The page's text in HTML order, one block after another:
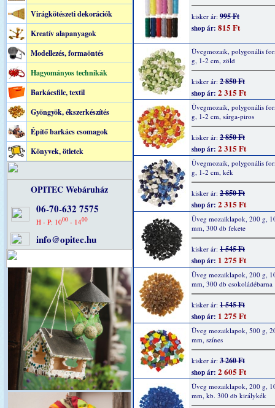
Virágkötészeti dekorációk
Kreatív alapanyagok
Modellezés, formaöntés
Hagyományos technikák
Barkácsfilc, textil
Gyöngyök, ékszerkészítés
Építő barkács csomagok
Könyvek, ötletek
OPITEC Webáruház
06-70-632 7575
H - P: 1000- 1400
info@opitec.hu
kisker ár: 995 Ft
shop ár: 815 Ft
Üvegmozaik, polygonális
g, 1-2 cm, zöld
kisker ár: 2 850 Ft
shop ár: 2 315 Ft
Üvegmozaik, polygonális
g, 1-2 cm, sárga-piros
kisker ár: 2 850 Ft
shop ár: 2 315 Ft
Üvegmozaik, polygonális
g, 1-2 cm, kék
kisker ár: 2 850 Ft
shop ár: 2 315 Ft
Üveg mozaiklapok, 200 g,
mm, 300 db fekete
kisker ár: 1 545 Ft
shop ár: 1 275 Ft
Üveg mozaiklapok, 200 g,
mm, 300 db csokoládébarna
kisker ár: 1 545 Ft
shop ár: 1 275 Ft
Üveg mozaiklapok, 500 g,
mm, színes
kisker ár: 3 260 Ft
shop ár: 2 605 Ft
Üveg mozaiklapok, 200 g,
mm, kb. 300 db királykék